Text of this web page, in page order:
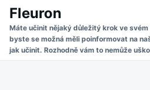
Skip
content
Search
for:
Fleuron
Máte učinit nějaký důležitý krok ve svém
byste se možná měli poinformovat na
jak učinit. Rozhodně vám to nemůže